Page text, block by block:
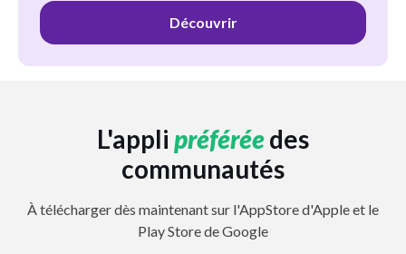
Découvrir
L'appli préféréedes
communautés
À télécharger dès maintenant sur l'AppStore d'Apple et le
Play Store de Google